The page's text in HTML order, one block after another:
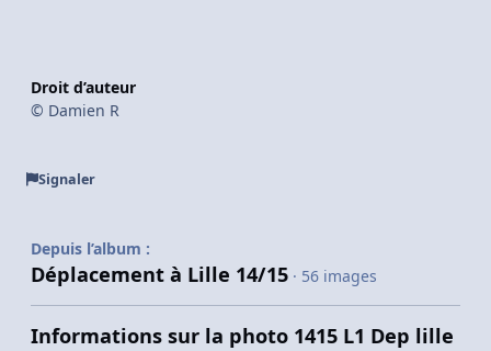
Droit d’auteur
© Damien R
Signaler
Depuis l’album :
Déplacement à Lille 14/15 · 56 images
Informations sur la photo 1415 L1 Dep lille